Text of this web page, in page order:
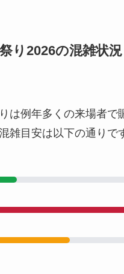
り2026の混雑状
は例年多くの来場者で
雑目安は以下の通りで